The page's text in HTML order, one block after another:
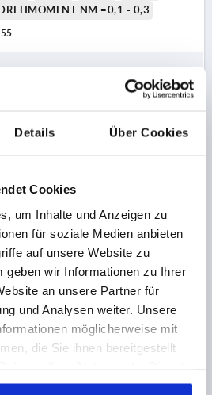
Details Über Cookies
Cookies
um Inhalte und Anzeigen zu
für soziale Medien anbieten
auf unsere Website zu
geben wir Informationen zu Ihrer
an unsere Partner für
und Analysen weiter. Unsere
möglicherweise mit
die Sie ihnen bereitgestellt
NM =0,1 - 0,3
DETAILS
GR.2 D=M05,
RAL7021,
RAL3020